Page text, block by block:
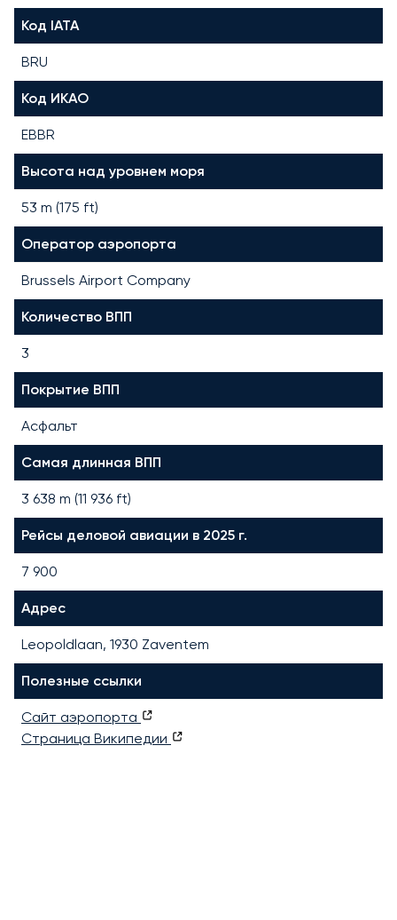
Код IATA
BRU
Код ИКАО
EBBR
Высота над уровнем моря
53 m (175 ft)
Оператор аэропорта
Brussels Airport Company
Количество ВПП
3
Покрытие ВПП
Асфальт
Самая длинная ВПП
3 638 m (11 936 ft)
Рейсы деловой авиации в 2025 г.
7 900
Адрес
Leopoldlaan, 1930 Zaventem
Полезные ссылки
Сайт аэропорта
Страница Википедии